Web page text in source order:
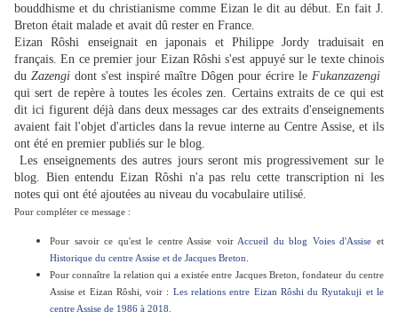
bouddhisme et du christianisme comme Eizan le dit au début. En fait J.
Breton était malade et avait dû rester en France.
Eizan Rôshi enseignait en japonais et Philippe Jordy traduisait en
français. En ce premier jour Eizan Rôshi s'est appuyé sur le texte chinois
du Zazengi dont s'est inspiré maître Dôgen pour écrire le Fukanzazengi
qui sert de repère à toutes les écoles zen. Certains extraits de ce qui est
dit ici figurent déjà dans deux messages car des extraits d'enseignements
avaient fait l'objet d'articles dans la revue interne au Centre Assise, et ils
ont été en premier publiés sur le blog.
Les enseignements des autres jours seront mis progressivement sur le
blog. Bien entendu Eizan Rôshi n'a pas relu cette transcription ni les
notes qui ont été ajoutées au niveau du vocabulaire utilisé.
Pour compléter ce message :
Pour savoir ce qu'est le centre Assise voir Accueil du blog Voies d'Assise et
Historique du centre Assise et de Jacques Breton
Pour connaître la relation qui a existée entre Jacques Breton, fondateur du centre
Assise et Eizan Rôshi, voir : Les relations entre Eizan Rôshi du Ryutakuji et le
centre Assise de 1986 à 2018